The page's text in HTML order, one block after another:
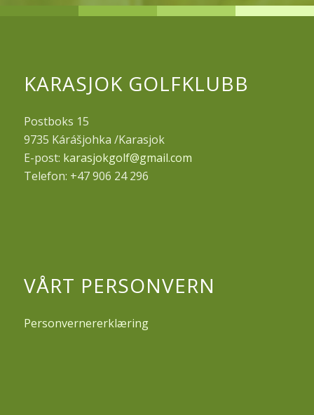
KARASJOK GOLFKLUBB
Postboks 15
9735 Kárášjohka /Karasjok
E-post: karasjokgolf@gmail.com
Telefon: +47 906 24 296
VÅRT PERSONVERN
Personvernererklæring